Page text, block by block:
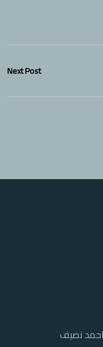
Next Post
الحاج ( احمد نصيف